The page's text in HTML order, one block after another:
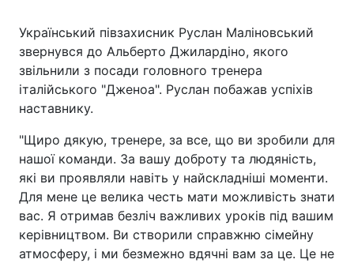
Український півзахисник Руслан Маліновський
звернувся до Альберто Джилардіно, якого
звільнили з посади головного тренера
італійського "Дженоа". Руслан побажав успіхів
наставнику.
"Щиро дякую, тренере, за все, що ви зробили для
нашої команди. За вашу доброту та людяність,
які ви проявляли навіть у найскладніші моменти.
Для мене це велика честь мати можливість знати
вас. Я отримав безліч важливих уроків під вашим
керівництвом. Ви створили справжню сімейну
атмосферу, і ми безмежно вдячні вам за це. Це не